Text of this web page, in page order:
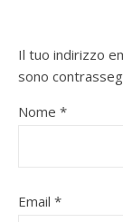
Il tuo indirizzo
sono
Nome *
Email *